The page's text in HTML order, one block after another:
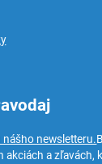
nášho newsletteru.
akciách a zľavách,